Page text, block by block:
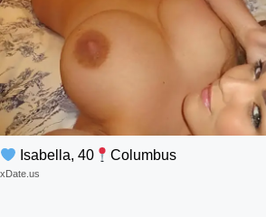
Isabella, 40 Columbus
xDate.us